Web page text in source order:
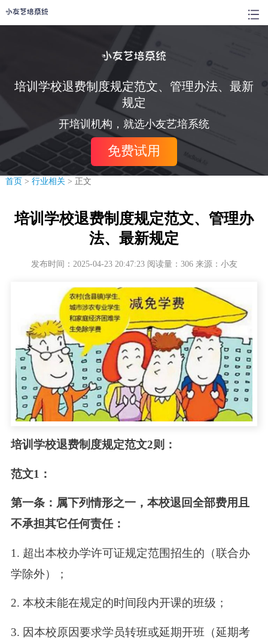
培训学校退费制度规定范文、管理办法、最新
规定
开培训机构，就选小友艺培系统
免费试用
首页> 行业相关> 正文
培训学校退费制度规定范文、管理办
法、最新规定
发布时间：2025-04-23 20:47:23 阅读量：306 来源：小友
培训学校退费制度规定范文2则：
范文1：
第一条：属下列情形之一，本校退回全部费用且
不承担其它任何责任：
1. 超出本校办学许可证规定范围招生的（联合办
学除外）；
2. 本校未能在规定的时间段内开课的班级；
3. 因本校原因要求学员转班或延期开班（延期考